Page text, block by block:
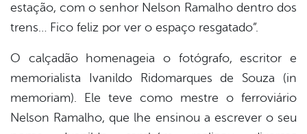
estação, com o senhor Nelson Ramalho dentro dos
trens… Fico feliz por ver o espaço resgatado”.
O calçadão homenageia o fotógrafo, escritor e
memorialista Ivanildo Ridomarques de Souza (in
memoriam). Ele teve como mestre o ferroviário
Nelson Ramalho, que lhe ensinou a escrever o seu